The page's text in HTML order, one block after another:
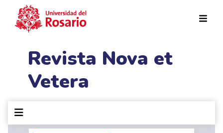
Revista Nova et
Vetera